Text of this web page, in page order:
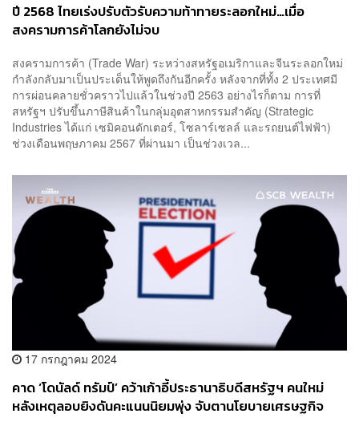
ปี 2568 ไทยเร่งปรับตัวรับความท้าทายระลอกใหม่…เมื่อ
สงครามการค้าโลกยังไม่จบ
สงครามการค้า (Trade War) ระหว่างสหรัฐอเมริกาและจีนระลอกใหม่
กำลังกลับมาเป็นประเด็นให้พูดถึงกันอีกครั้ง หลังจากที่ทั้ง 2 ประเทศมี
การผ่อนคลายชั่วคราวไปแล้วในช่วงปี 2563 อย่างไรก็ตาม การที่
สหรัฐฯ ปรับขึ้นภาษีสินค้าในกลุ่มอุตสาหกรรมสำคัญ (Strategic
Industries ได้แก่ เซมิคอนดักเตอร์, โซลาร์เซลล์ และรถยนต์ไฟฟ้า)
ช่วงเดือนพฤษภาคม 2567 ที่ผ่านมา เป็นช่วงเวล...
17 กรกฎาคม 2024
คาด ‘โดนัลด์ ทรัมป์’ คว้าเก้าอี้ประธานาธิบดีสหรัฐฯ คนใหม่
หลังเหตุลอบยิงดันคะแนนนิยมพุ่ง จับตานโยบายเศรษฐกิจ